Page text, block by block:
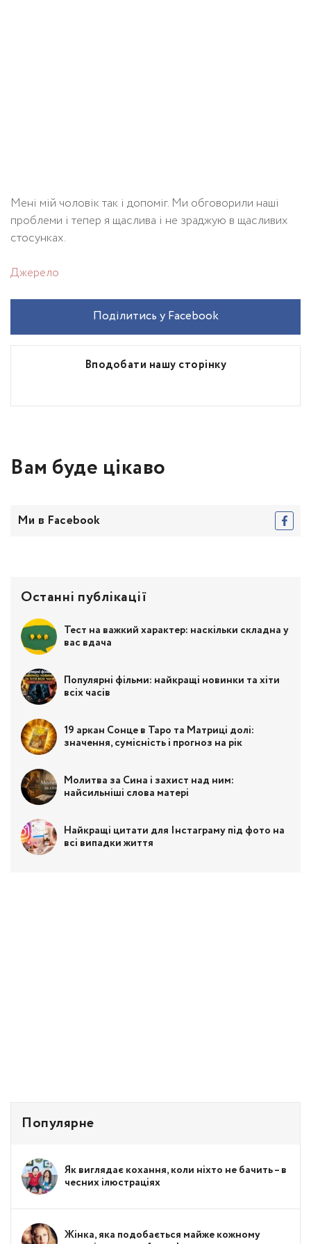
Мені мій чоловік так і допоміг. Ми обговорили наші
проблеми і тепер я щаслива і не зраджую в щасливих
стосунках.
Джерело
Вподобати нашу сторінку
Поділитись у Facebook
Вам буде цікаво
Ми в Facebook
Останні публікації
Тест на важкий характер: наскільки складна у
вас вдача
Популярні фільми: найкращі новинки та хіти
всіх часів
19 аркан Сонце в Таро та Матриці долі:
значення, сумісність і прогноз на рік
Молитва за Сина і захист над ним:
найсильніші слова матері
Найкращі цитати для Інстаграму під фото на
всі випадки життя
Популярне
Як виглядає кохання, коли ніхто не бачить – в
чесних ілюстраціях
Жінка, яка подобається майже кожному